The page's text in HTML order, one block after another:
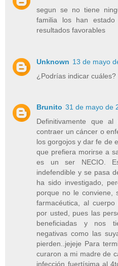
segun se no tiene
familia los han
resultados favorables
Unknown 13 de mayo
¿Podrías indicar cuáles?
Brunito 31 de mayo de
Definitivamente que
contraer un cáncer o
los gorgojos y dar fe de
que prefiera morirse a
es un ser NECIO.
indefendible y se pasa
ha sido investigado,
porque no le conviene,
farmacéutica, al
por usted, pues las
beneficiadas y nos
negativas como las
pierden..jejeje Para
curaron a mi madre de
infección fuertísima al